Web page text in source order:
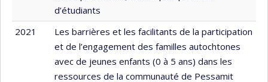
d’étudiants
2021
Les barrières et les facilitants de la participation
et de l’engagement des familles autochtones
avec de jeunes enfants (0 à 5 ans) dans les
ressources de la communauté de Pessamit